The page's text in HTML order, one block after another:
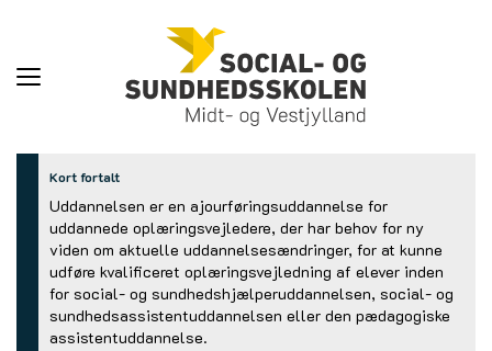
Toggle
Kort fortalt
Uddannelsen er en ajourføringsuddannelse for
uddannede oplæringsvejledere, der har behov for ny
viden om aktuelle uddannelsesændringer, for at kunne
udføre kvalificeret oplæringsvejledning af elever inden
for social- og sundhedshjælperuddannelsen, social- og
sundhedsassistentuddannelsen eller den pædagogiske
assistentuddannelse.